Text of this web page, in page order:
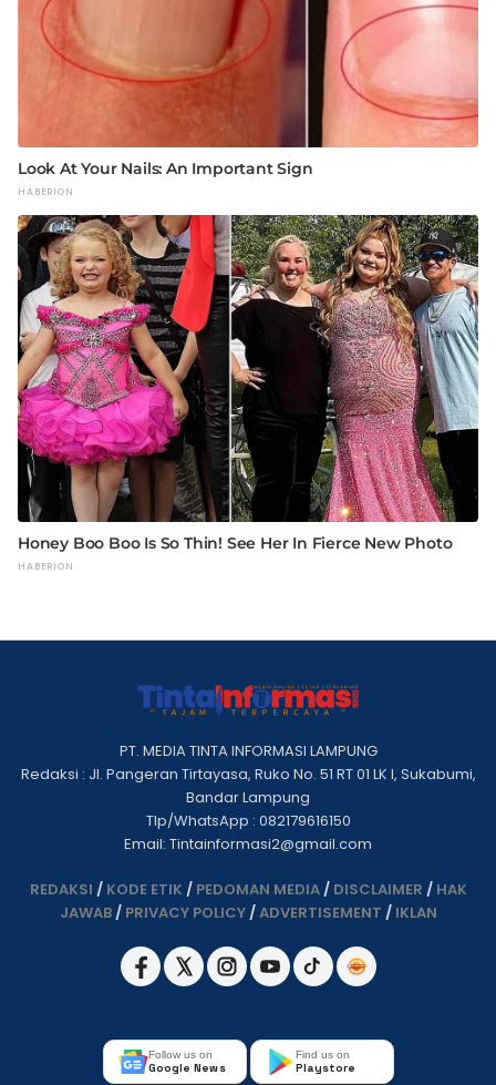
PT. MEDIA TINTA INFORMASI LAMPUNG
Redaksi : Jl. Pangeran Tirtayasa, Ruko No. 51 RT 01 LK I, Sukabumi,
Bandar Lampung
Tlp/WhatsApp : 082179616150
Email: Tintainformasi2@gmail.com
REDAKSI / KODE ETIK / PEDOMAN MEDIA/ DISCLAIMER / HAK
JAWAB/ PRIVACY POLICY/ADVERTISEMENT / IKLAN
Follow us on
Google News
Find us on
Playstore